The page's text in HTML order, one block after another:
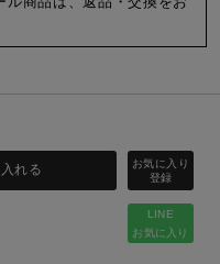
LINE
お気に入り
れる